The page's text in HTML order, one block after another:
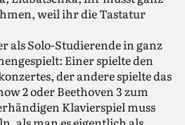
weil ihr die Tastatur
als Solo-Studierende in ganz
Einer spielte den
der andere spielte das
2 oder Beethoven 3 zum
Klavierspiel muss